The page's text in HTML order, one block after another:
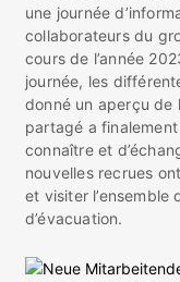
une journée
collaborateurs du
cours de l’année
journée, les
donné un aperçu de
partagé a
connaître et
nouvelles recrues
et visiter
d’évacuation.